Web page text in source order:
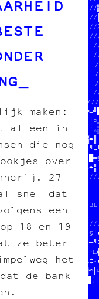
l'image imprimée  //
//
//
NOUS  //OOMIN
// LES SOUS
STP MERCI   //
JEAN-CHAT   //
//
//
//  //
//  //
//  //
//  //
//
////
DU POGNON
POUR COPIE CARBONE
//
//
//
//
maken:
alleen in
die nog
over
27
snel dat
een
18 en 19
ze beter
het
de bank